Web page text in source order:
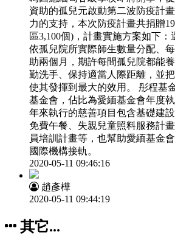
資助的孤兒元啟動第二波防疫計
力的支持，本次防疫計畫共捐贈
區3,100個)，計畫實施方案如下：
依孤兒院所實際師生數量分配、
助兩個月，期許每間孤兒院都能
勤洗手、保持適當人際距離，並
使其發揮到最大的效用。 彤程基
基金會，佔比為愛緬基金會年度
年來執行的慈善項目包含基礎建
免費午餐、失親兒童照料服務計
員培訓計畫等，也幫助愛緬基金
國際機構接軌。
2020-05-11 09:46:16
趙彥樺
2020-05-11 09:44:19
其它...